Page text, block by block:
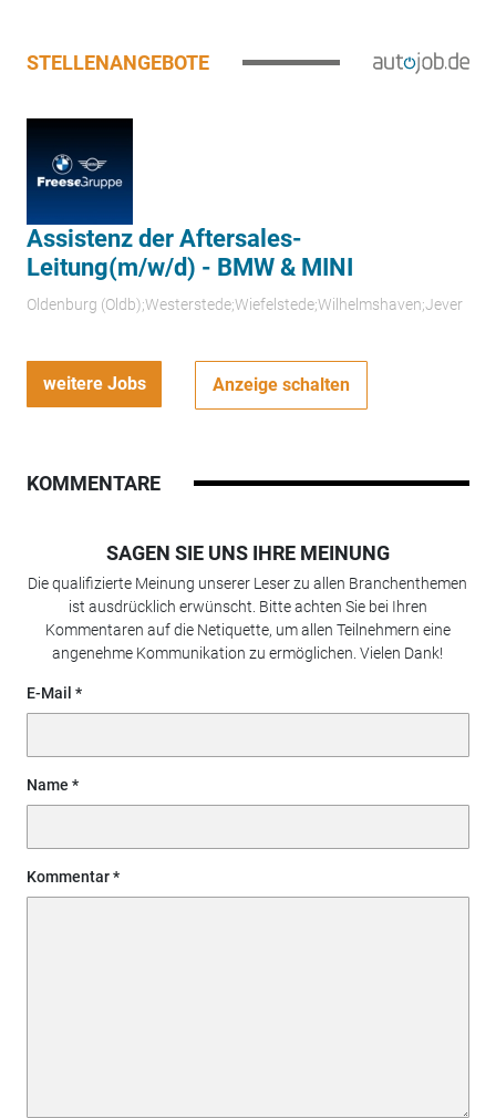
STELLENANGEBOTE
Assistenz der Aftersales-
Leitung(m/w/d) - BMW & MINI
Oldenburg (Oldb);Westerstede;Wiefelstede;Wilhelmshaven;Jever
weitere Jobs Anzeige schalten
KOMMENTARE
SAGEN SIE UNS IHRE MEINUNG
Die qualifizierte Meinung unserer Leser zu allen Branchenthemen
ist ausdrücklich erwünscht. Bitte achten Sie bei Ihren
Kommentaren auf die Netiquette, um allen Teilnehmern eine
angenehme Kommunikation zu ermöglichen. Vielen Dank!
E-Mail
Name
Kommentar